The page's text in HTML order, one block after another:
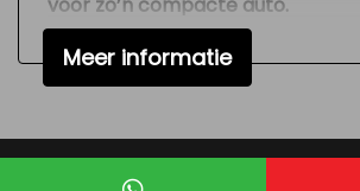
En deze move up! uitvoering
je nodig hebt om elke dag
onderweg te zijn. Of je nu door de
auto zoekt zonder gedoe —
Meer informatie
Mogelijk gemaakt door